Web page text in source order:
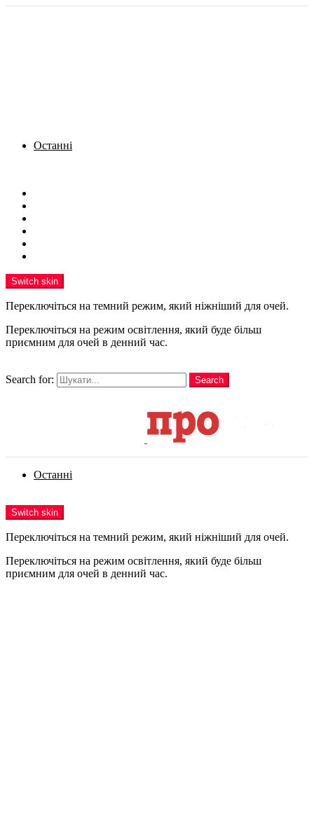
Останні
Switch skin
Переключіться на темний режим, який ніжніший для очей.
Переключіться на режим освітлення, який буде більш
приємним для очей в денний час.
Search for:
Search
Останні
Switch skin
Переключіться на темний режим, який ніжніший для очей.
Переключіться на режим освітлення, який буде більш
приємним для очей в денний час.